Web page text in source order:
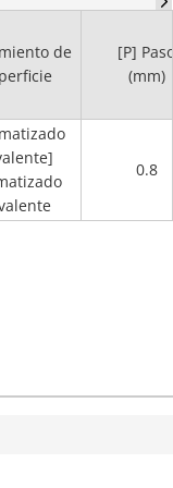
de
[P] Paso
(mm)
0.8